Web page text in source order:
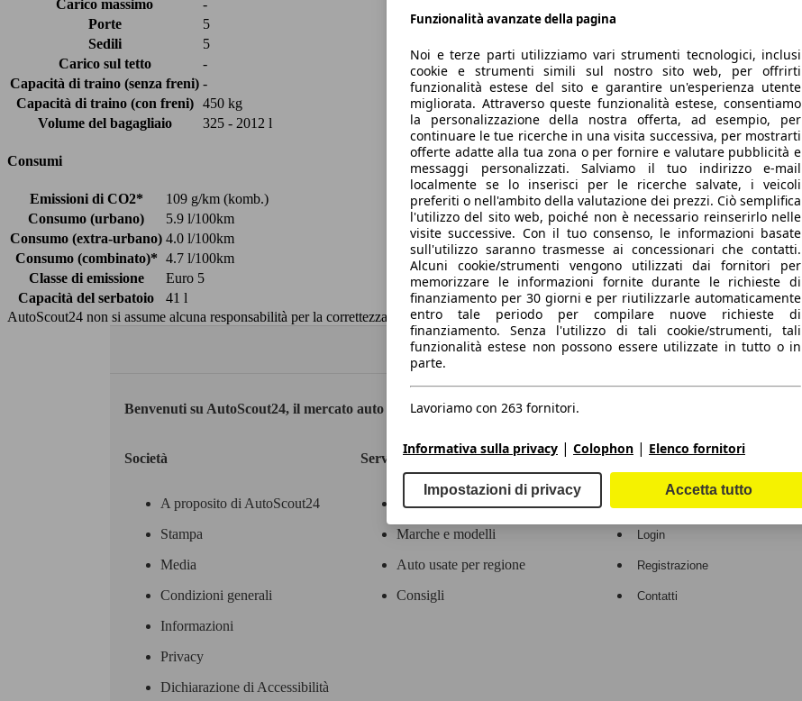
Carico massimo
-
Porte
5
Sedili
5
Carico sul tetto
-
Capacità di traino (senza freni) -
Capacità di traino (con freni)
450 kg
Volume del bagagliaio
325 - 2012 l
Consumi
Emissioni di CO2*
109 g/km (komb.)
Consumo (urbano)
5.9 l/100km
Consumo (extra-urbano) 4.0 l/100km
Consumo (combinato)* 4.7 l/100km
Classe di emissione
Euro 5
Capacità del serbatoio
41 l
AutoScout24 non si assume alcuna responsabilità per la correttezza dei dati.
Benvenuti su AutoScout24, il mercato auto europeo.
Società
A proposito di AutoScout24
Stampa
Media
Condizioni generali
Informazioni
Privacy
Dichiarazione di Accessibilità
Servizi
Contatti
Marche e modelli
Auto usate per regione
Consigli
Area rivenditori
Login
Registrazione
Contatti
Funzionalità avanzate della pagina
Noi e terze parti utilizziamo vari strumenti tecnologici, inclusi
cookie e strumenti simili sul nostro sito web, per offrirti
funzionalità estese del sito e garantire un'esperienza utente
migliorata. Attraverso queste funzionalità estese, consentiamo
la personalizzazione della nostra offerta, ad esempio, per
continuare le tue ricerche in una visita successiva, per mostrarti
offerte adatte alla tua zona o per fornire e valutare pubblicità e
messaggi personalizzati. Salviamo il tuo indirizzo e-mail
localmente se lo inserisci per le ricerche salvate, i veicoli
preferiti o nell'ambito della valutazione dei prezzi. Ciò semplifica
l'utilizzo del sito web, poiché non è necessario reinserirlo nelle
visite successive. Con il tuo consenso, le informazioni basate
sull'utilizzo saranno trasmesse ai concessionari che contatti.
Alcuni cookie/strumenti vengono utilizzati dai fornitori per
memorizzare le informazioni fornite durante le richieste di
finanziamento per 30 giorni e per riutilizzarle automaticamente
entro tale periodo per compilare nuove richieste di
finanziamento. Senza l'utilizzo di tali cookie/strumenti, tali
funzionalità estese non possono essere utilizzate in tutto o in
parte.
Lavoriamo con 263 fornitori.
Informativa sulla privacy | Colophon | Elenco fornitori
Impostazioni di privacy Accetta tutto